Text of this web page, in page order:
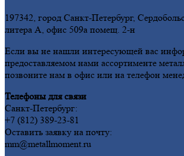
197342, город Санкт-Петербург,
литера А, офис 509а помещ. 2-н
Если вы не нашли интересующей вас
предоставляемом нами ассортименте
позвоните нам в офис или на телефон
Телефоны для связи
Санкт-Петербург:
+7 (812) 389-23-81
Оставить заявку на почту:
mm@metallmoment.ru